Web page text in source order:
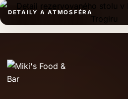
DETAILY A ATMOSFÉRA